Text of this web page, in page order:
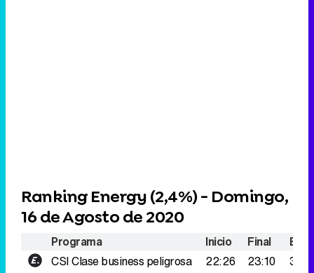
Ranking Energy (2,4%) - Domingo,
16 de Agosto de 2020
Programa Inicio Final
CSIClase business peligrosa 22:26 23:10